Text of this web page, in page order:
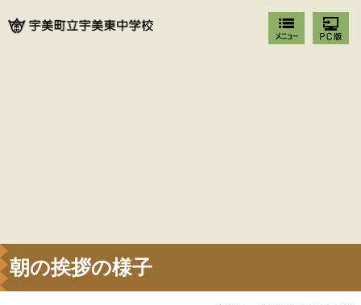
朝の挨拶の様子